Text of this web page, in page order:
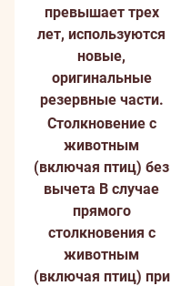
превышает трех
лет, используются
новые,
оригинальные
резервные части.
Столкновение с
животным
(включая птиц) без
вычета В случае
прямого
столкновения с
животным
(включая птиц) при